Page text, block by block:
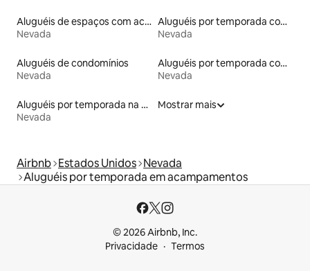
Aluguéis de espaços com acesso direto a pistas de esqui
Nevada
Aluguéis por temporada com acesso à praia
Nevada
Aluguéis de condomínios
Nevada
Aluguéis por temporada com suítes privativas
Nevada
Aluguéis por temporada na orla
Nevada
Mostrar mais
Airbnb Estados Unidos Nevada
Aluguéis por temporada em acampamentos
© 2026 Airbnb, Inc.
Privacidade
Termos